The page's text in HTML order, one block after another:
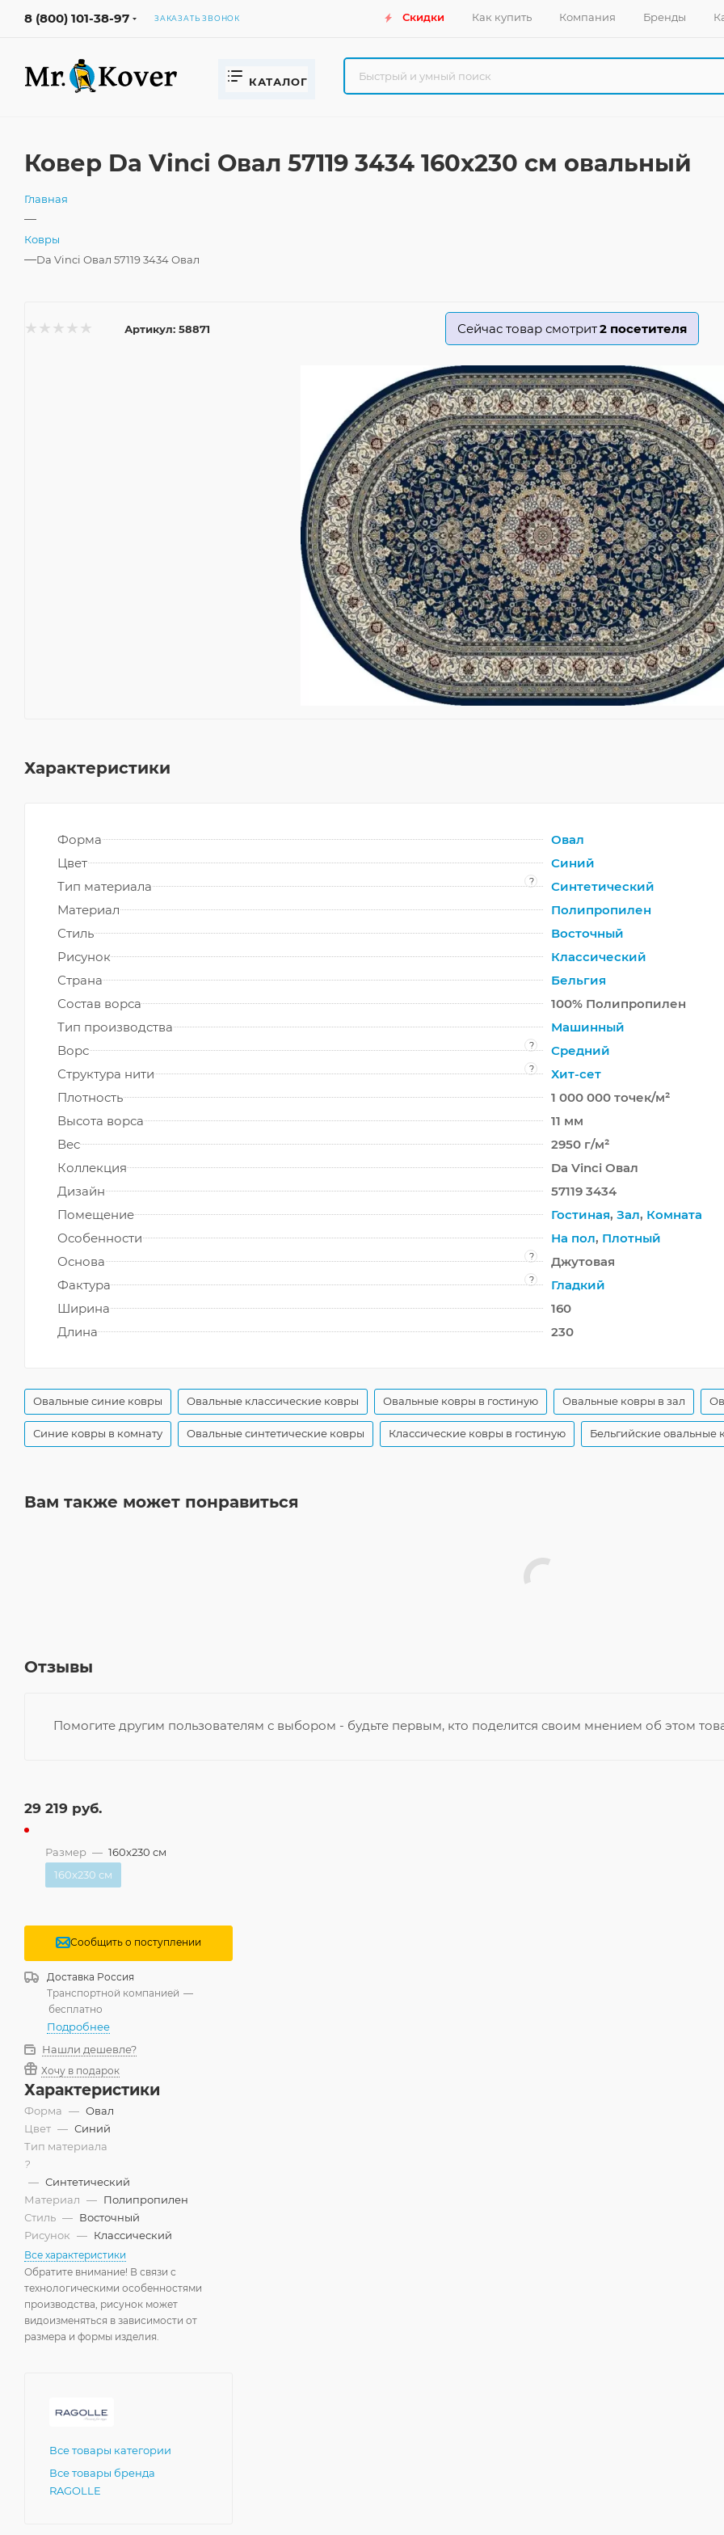
8 (800) 101-38-97 ЗАКАЗАТЬ ЗВОНОК Скидки Как купить Компания Бренды
КАТАЛОГ
Ковер Da Vinci Овал 57119 3434 160x230 см овальный
Главная
—
Ковры
—Da Vinci Овал 57119 3434 Овал
Артикул: 58871 Сейчас товар смотрит2 посетителя
Характеристики
Форма
Овал
Цвет
Синий
Тип материала
?
Синтетический
Материал
Полипропилен
Стиль
Восточный
Рисунок
Классический
Страна
Бельгия
Состав ворса
100% Полипропилен
Тип производства
Машинный
Ворс
?
Средний
Структура нити
?
Хит-сет
Плотность
1 000 000 точек/м²
Высота ворса
11 мм
Вес
2950 г/м²
Коллекция
Da Vinci Овал
Дизайн
57119 3434
Помещение
Гостиная, Зал, Комната
Особенности
На пол, Плотный
Основа
?
Джутовая
Фактура
?
Гладкий
Ширина
160
Длина
230
Овальные синие ковры Овальные классические ковры Овальные ковры в гостиную Овальные ковры в зал
Синие ковры в комнату Овальные синтетические ковры Классические ковры в гостиную Бельгийские овальные
Вам также может понравиться
Отзывы
Помогите другим пользователям с выбором - будьте первым, кто поделится своим мнением об этом
29 219 руб.
Размер — 160x230 см
160x230 см
Сообщить о поступлении
Доставка Россия
Транспортной компанией —
бесплатно
Подробнее
Нашли дешевле?
Хочу в подарок
Характеристики
Форма — Овал
Цвет — Синий
Тип материала
?
— Синтетический
Материал — Полипропилен
Стиль — Восточный
Рисунок — Классический
Все характеристики
Обратите внимание! В связи с
технологическими особенностями
производства, рисунок может
видоизменяться в зависимости от
размера и формы изделия.
Все товары категории
Все товары бренда
RAGOLLE